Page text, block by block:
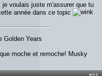
voulais juste m'assurer que tu
année dans ce topic
Golden Years
moche et remoche! Musky